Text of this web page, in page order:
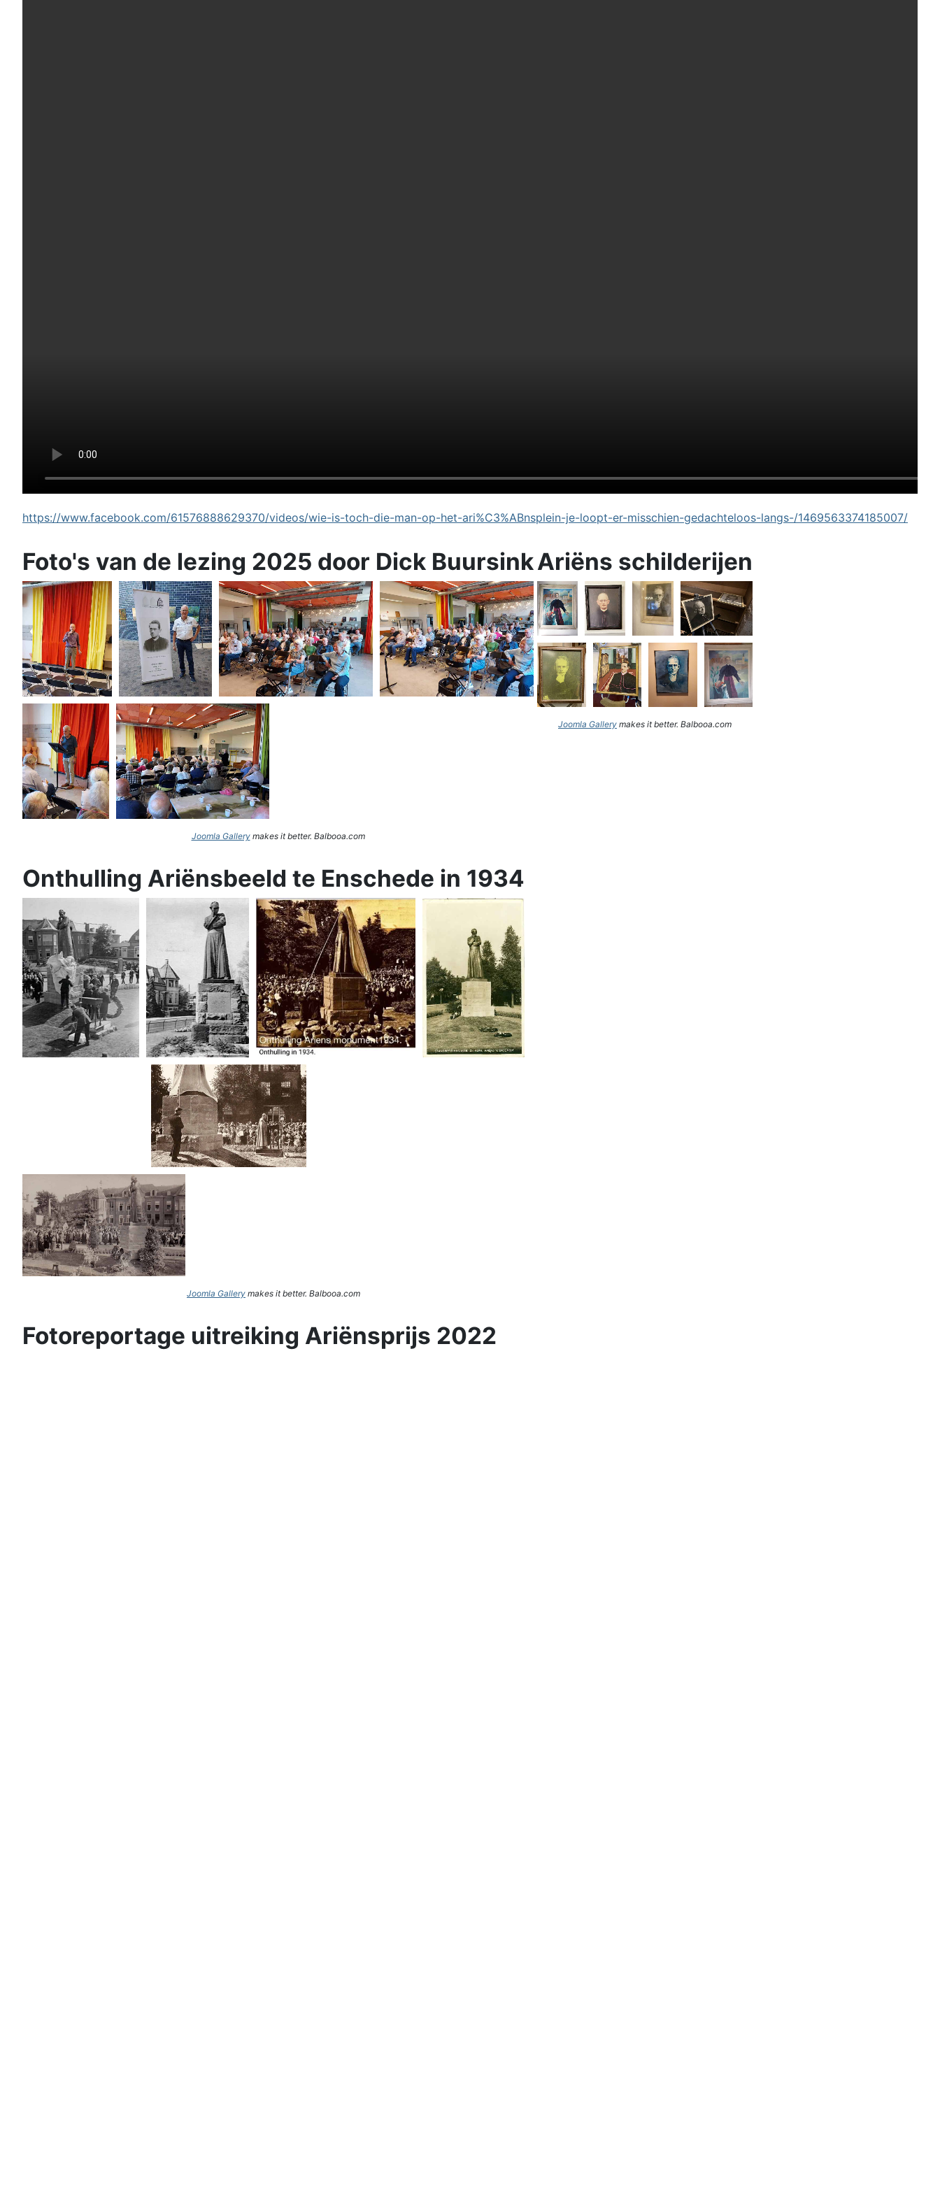
https://www.facebook.com/61576888629370/videos/wie-is-toch-die-man-op-het-ari%C3%ABnsplein-je-loopt-er-misschien-gedachteloos-langs-/1469563374185007/
Foto's van de lezing 2025 door Dick Buursink
Joomla Gallerymakes it better. Balbooa.com
Ariëns schilderijen
Joomla Gallery makes it better. Balbooa.com
Onthulling Ariënsbeeld te Enschede in 1934
Joomla Gallery makes it better. Balbooa.com
Fotoreportage uitreiking Ariënsprijs 2022